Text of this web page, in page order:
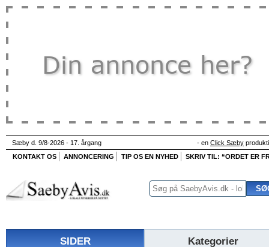
Sæby d. 9/8-2026 - 17. årgang - en Click Sæby
KONTAKT OS
ANNONCERING TIP OS EN NYHED SKRIV TIL: “ORDET ER
SIDER Kategorier